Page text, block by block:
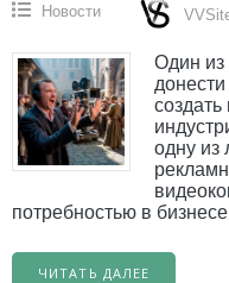
Новости
Один
создать
одну из
потребностью в
ЧИТАТЬ ДАЛЕЕ